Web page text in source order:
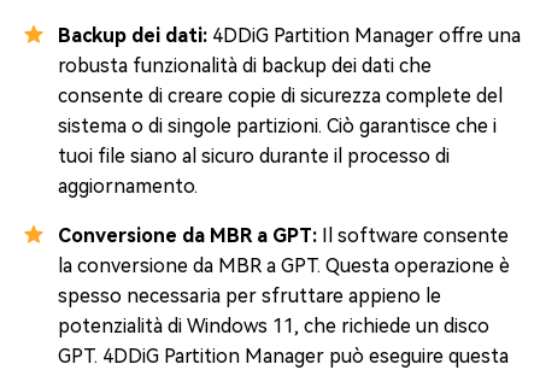
Backup dei dati: 4DDiG Partition Manager offre una
robusta funzionalità di backup dei dati che
consente di creare copie di sicurezza complete del
sistema o di singole partizioni. Ciò garantisce che i
tuoi file siano al sicuro durante il processo di
aggiornamento.
Conversione da MBR a GPT: Il software consente
la conversione da MBR a GPT. Questa operazione è
spesso necessaria per sfruttare appieno le
potenzialità di Windows 11, che richiede un disco
GPT. 4DDiG Partition Manager può eseguire questa